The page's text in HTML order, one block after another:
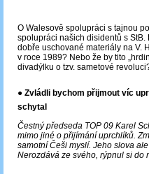
O Walesově spolupráci s tajnou
spolupráci našich disidentů s StB.
dobře uschované materiály na V.
v roce 1989? Nebo že by tito
divadýlku o tzv. sametové
● Zvládli bychom přijmout víc
schytal
Čestný předseda TOP 09 Karel
mimo jiné o přijímání uprchlíků.
samotní Češi myslí. Jeho slova
Nerozdává ze svého, rýpnul si do